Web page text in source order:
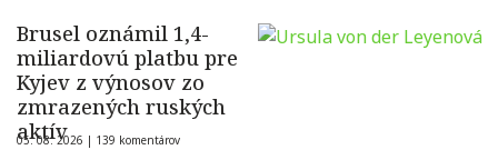
Brusel oznámil 1,4-
miliardovú platbu pre
Kyjev z výnosov zo
zmrazených ruských
aktív
05. 08. 2026 | 139 komentárov